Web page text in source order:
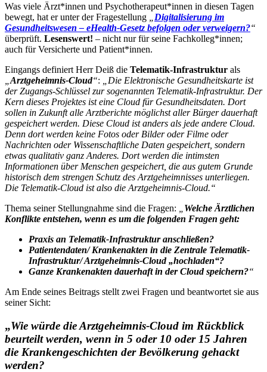
Was viele Ärzt*innen und Psychotherapeut*innen in diesen Tagen
bewegt, hat er unter der Fragestellung
Digitalisierung im
Gesundheitswesen – eHealth-Gesetz befolgen oder verweigern?“
überprüft. Lesenswert! – nicht nur für seine Fachkolleg*innen;
auch für Versicherte und Patient*innen.
Eingangs definiert Herr Deiß die Telematik-Infrastruktur als
Arztgeheimnis-Cloud“:
„Die Elektronische Gesundheitskarte ist
der Zugangs-Schlüssel zur sogenannten Telematik-Infrastruktur. Der
Kern dieses Projektes ist eine Cloud für Gesundheitsdaten. Dort
sollen in Zukunft alle Arztberichte möglichst aller Bürger dauerhaft
gespeichert werden. Diese Cloud ist anders als jede andere Cloud.
Denn dort werden keine Fotos oder Bilder oder Filme oder
Nachrichten oder Wissenschaftliche Daten gespeichert, sondern
etwas qualitativ ganz Anderes. Dort werden die intimsten
Informationen über Menschen gespeichert, die aus gutem Grunde
historisch dem strengen Schutz des Arztgeheimnisses unterliegen.
Die Telematik-Cloud ist also die Arztgeheimnis-Cloud.“
Thema seiner Stellungnahme sind die Fragen:
Welche Ärztlichen
Konflikte entstehen, wenn es um die folgenden Fragen geht:
Praxis an Telematik-Infrastruktur anschließen?
Patientendaten/ Krankenakten in die Zentrale Telematik-
Infrastruktur/ Arztgeheimnis-Cloud „hochladen“?
Ganze Krankenakten dauerhaft in der Cloud speichern?“
Am Ende seines Beitrags stellt zwei Fragen und beantwortet sie aus
seiner Sicht:
„Wie würde die Arztgeheimnis-Cloud im Rückblick
beurteilt werden, wenn in 5 oder 10 oder 15 Jahren
die Krankengeschichten der Bevölkerung gehackt
werden?